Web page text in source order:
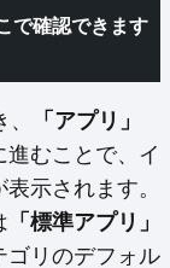
で確認できます
「アプリ」
むことで、イ
示されます。
「標準アプリ」
ゴリのデフォル